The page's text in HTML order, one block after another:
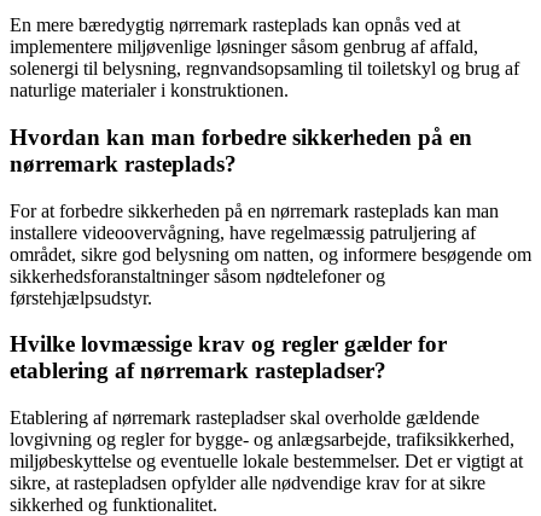
En mere bæredygtig nørremark rasteplads kan opnås ved at
implementere miljøvenlige løsninger såsom genbrug af affald,
solenergi til belysning, regnvandsopsamling til toiletskyl og brug af
naturlige materialer i konstruktionen.
Hvordan kan man forbedre sikkerheden på en
nørremark rasteplads?
For at forbedre sikkerheden på en nørremark rasteplads kan man
installere videoovervågning, have regelmæssig patruljering af
området, sikre god belysning om natten, og informere besøgende om
sikkerhedsforanstaltninger såsom nødtelefoner og
førstehjælpsudstyr.
Hvilke lovmæssige krav og regler gælder for
etablering af nørremark rastepladser?
Etablering af nørremark rastepladser skal overholde gældende
lovgivning og regler for bygge- og anlægsarbejde, trafiksikkerhed,
miljøbeskyttelse og eventuelle lokale bestemmelser. Det er vigtigt at
sikre, at rastepladsen opfylder alle nødvendige krav for at sikre
sikkerhed og funktionalitet.